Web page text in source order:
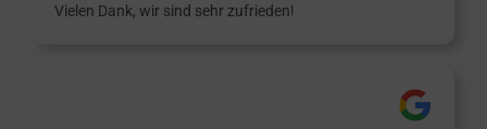
Vielen Dank, wir sind sehr zufrieden!